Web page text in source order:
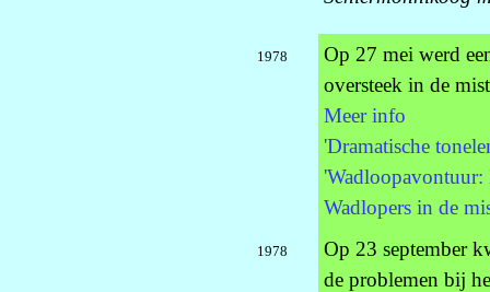
1978
Op 27 mei werd
oversteek in de
Meer info
'Dramatische
'Wadloopavontuur:
Wadlopers in de
1978
Op 23 september
de problemen bij